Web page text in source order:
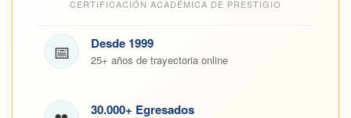
CERTIFICACIÓN ACADÉMICA DE PRESTIGIO
📅 Desde 1999
25+ años de trayectoria online
30.000+ Egresados